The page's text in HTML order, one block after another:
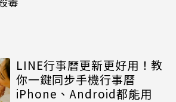
LINE行事曆更新更好用！教
你一鍵同步手機行事曆
iPhone、Android都能用